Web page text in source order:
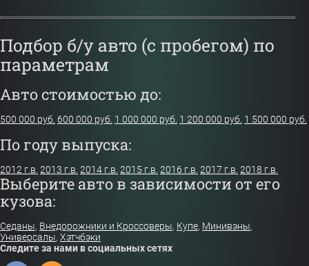
Подбор б/у авто (с пробегом) по
параметрам
Авто стоимостью до:
500 000 руб. 600 000 руб. 1 000 000 руб. 1 200 000 руб. 1 500 000 руб.
По году выпуска:
2012 г.в. 2013 г.в. 2014 г.в. 2015 г.в. 2016 г.в. 2017 г.в. 2018 г.в.
Выберите авто в зависимости от его
кузова:
Седаны, Внедорожники и Кроссоверы, Купе, Минивэны,
Универсалы, Хэтчбэки
Следите за нами в социальных сетях